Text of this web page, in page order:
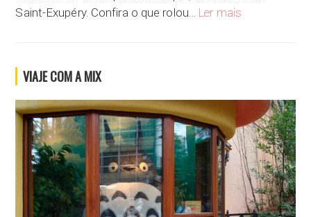
Saint-Exupéry. Confira o que rolou… Ler mais
VIAJE COM A MIX